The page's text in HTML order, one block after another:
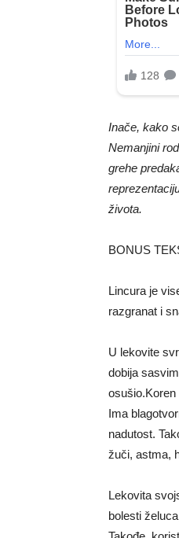
Inače, kako
Nemanjini
grehe
života.
BONUS
Lincura je
razgranat i
U lekovite
dobija
Ima
nadutost.
žuči, astma,
Lekovita
bolesti